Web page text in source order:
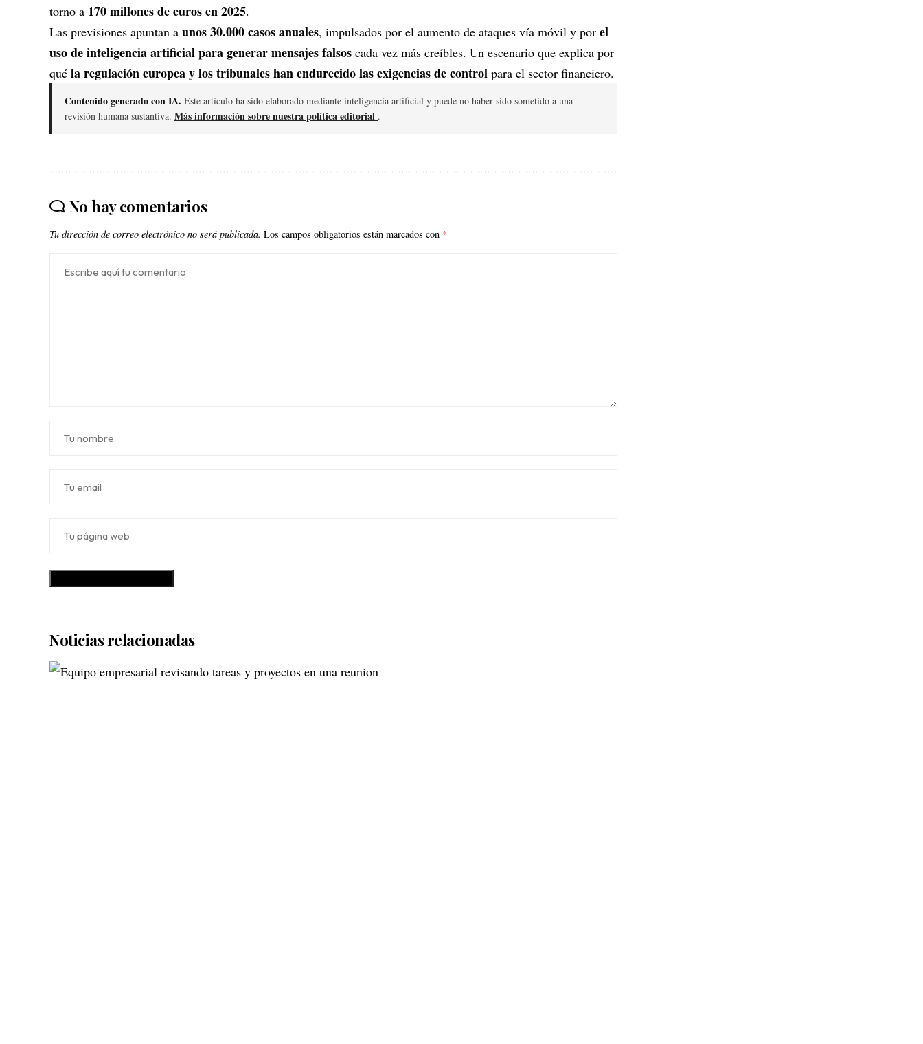
torno a 170 millones de euros en 2025.
Las previsiones apuntan a unos 30.000 casos anuales, impulsados por el aumento de ataques vía móvil y por el
uso de inteligencia artificial para generar mensajes falsos cada vez más creíbles. Un escenario que explica por
qué la regulación europea y los tribunales han endurecido las exigencias de control para el sector financiero.
Contenido generado con IA. Este artículo ha sido elaborado mediante inteligencia artificial y puede no haber sido sometido a una
revisión humana sustantiva. Más información sobre nuestra política editorial .
No hay comentarios
Tu dirección de correo electrónico no será publicada. Los campos obligatorios están marcados con *
Noticias relacionadas